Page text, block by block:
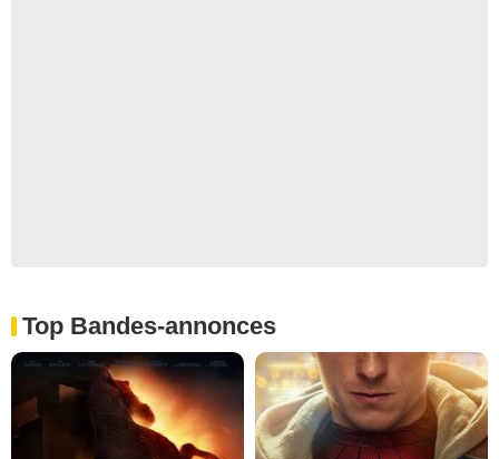
Top Bandes-annonces